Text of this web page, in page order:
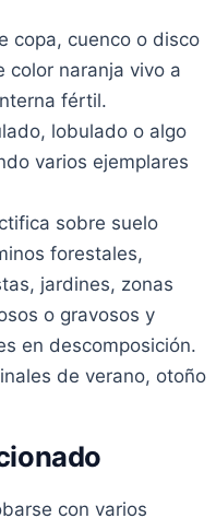
copa, cuenco o disco
color naranja vivo a
fértil.
lobulado o algo
varios ejemplares
sobre suelo
forestales,
jardines, zonas
o gravosos y
en descomposición.
de verano, otoño
con varios